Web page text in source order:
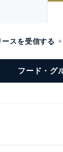
スを受信する
フード・グ